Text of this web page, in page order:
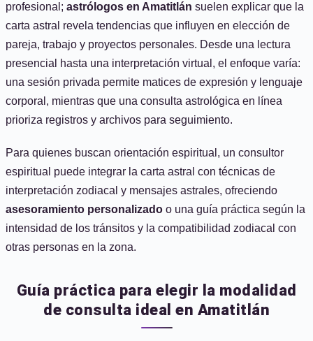
profesional; astrólogos en Amatitlán suelen explicar que la
carta astral revela tendencias que influyen en elección de
pareja, trabajo y proyectos personales. Desde una lectura
presencial hasta una interpretación virtual, el enfoque varía:
una sesión privada permite matices de expresión y lenguaje
corporal, mientras que una consulta astrológica en línea
prioriza registros y archivos para seguimiento.
Para quienes buscan orientación espiritual, un consultor
espiritual puede integrar la carta astral con técnicas de
interpretación zodiacal y mensajes astrales, ofreciendo
asesoramiento personalizado o una guía práctica según la
intensidad de los tránsitos y la compatibilidad zodiacal con
otras personas en la zona.
Guía práctica para elegir la modalidad
de consulta ideal en Amatitlán